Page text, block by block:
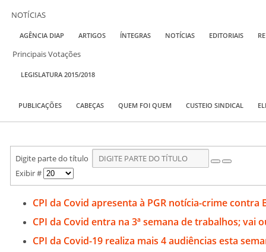
NOTÍCIAS
AGÊNCIA DIAP ARTIGOS ÍNTEGRAS NOTÍCIAS EDITORIAIS
Principais Votações
LEGISLATURA 2015/2018
PUBLICAÇÕES CABEÇAS QUEM FOI QUEM CUSTEIO SINDICAL
Digite parte do título
Exibir #
CPI da Covid apresenta à PGR notícia-crime contra
CPI da Covid entra na 3ª semana de trabalhos; vai
CPI da Covid-19 realiza mais 4 audiências esta